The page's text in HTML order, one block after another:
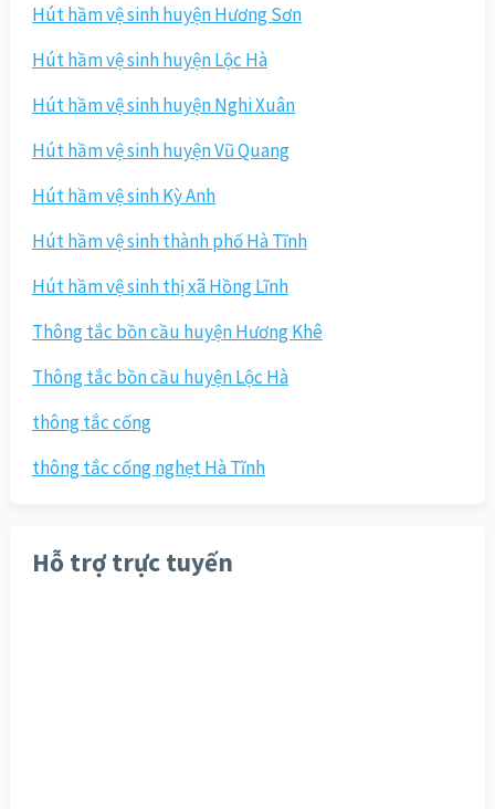
Hút hầm vệ sinh huyện Hương Sơn
Hút hầm vệ sinh huyện Lộc Hà
Hút hầm vệ sinh huyện Nghi Xuân
Hút hầm vệ sinh huyện Vũ Quang
Hút hầm vệ sinh Kỳ Anh
Hút hầm vệ sinh thành phố Hà Tĩnh
Hút hầm vệ sinh thị xã Hồng Lĩnh
Thông tắc bồn cầu huyện Hương Khê
Thông tắc bồn cầu huyện Lộc Hà
thông tắc cống
thông tắc cống nghẹt Hà Tĩnh
Hỗ trợ trực tuyến